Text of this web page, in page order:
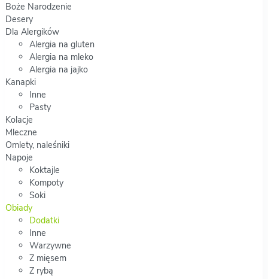
Boże Narodzenie
Desery
Dla Alergików
Alergia na gluten
Alergia na mleko
Alergia na jajko
Kanapki
Inne
Pasty
Kolacje
Mleczne
Omlety, naleśniki
Napoje
Koktajle
Kompoty
Soki
Obiady
Dodatki
Inne
Warzywne
Z mięsem
Z rybą